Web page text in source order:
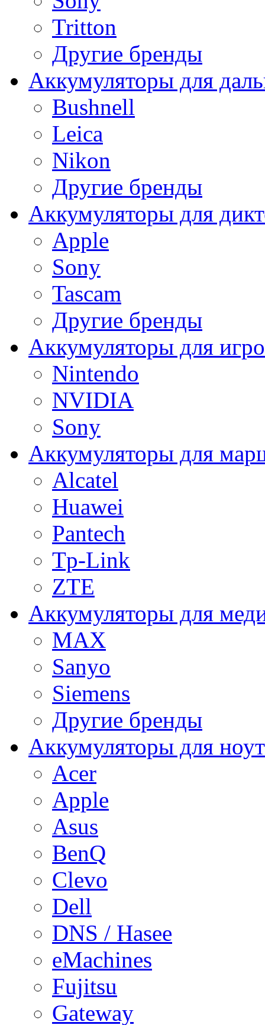
Tritton
Другие бренды
Аккумуляторы для
Bushnell
Leica
Nikon
Другие бренды
Аккумуляторы для
Apple
Sony
Tascam
Другие бренды
Аккумуляторы для
Nintendo
NVIDIA
Sony
Аккумуляторы для
Alcatel
Huawei
Pantech
Tp-Link
ZTE
Аккумуляторы для
MAX
Sanyo
Siemens
Другие бренды
Аккумуляторы для
Acer
Apple
Asus
BenQ
Clevo
Dell
DNS / Hasee
eMachines
Fujitsu
Gateway